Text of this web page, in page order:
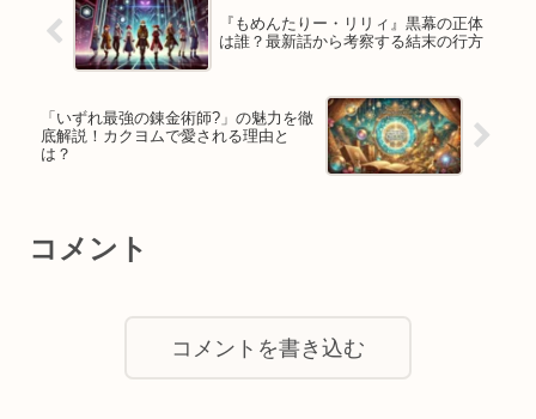
『もめんたりー・リリィ』黒幕の正体
は誰？最新話から考察する結末の行方
「いずれ最強の錬金術師?」の魅力を徹
底解説！カクヨムで愛される理由と
は？
コメント
コメントを書き込む